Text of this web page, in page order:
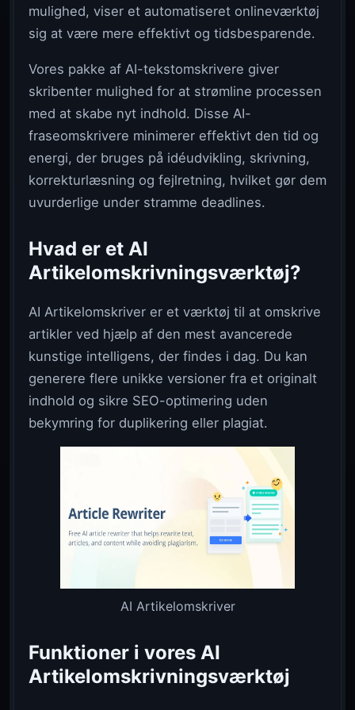
mulighed, viser et automatiseret onlineværktøj
sig at være mere effektivt og tidsbesparende.
Vores pakke af AI-tekstomskrivere giver
skribenter mulighed for at strømline processen
med at skabe nyt indhold. Disse AI-
fraseomskrivere minimerer effektivt den tid og
energi, der bruges på idéudvikling, skrivning,
korrekturlæsning og fejlretning, hvilket gør dem
uvurderlige under stramme deadlines.
Hvad er et AI
Artikelomskrivningsværktøj?
AI Artikelomskriver er et værktøj til at omskrive
artikler ved hjælp af den mest avancerede
kunstige intelligens, der findes i dag. Du kan
generere flere unikke versioner fra et originalt
indhold og sikre SEO-optimering uden
bekymring for duplikering eller plagiat.
AI Artikelomskriver
Funktioner i vores AI
Artikelomskrivningsværktøj